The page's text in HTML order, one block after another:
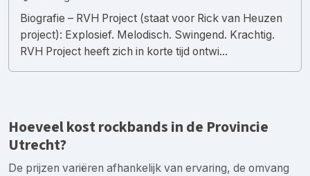
Biografie – RVH Project (staat voor Rick van Heuzen
project): Explosief. Melodisch. Swingend. Krachtig.
RVH Project heeft zich in korte tijd ontwi...
Hoeveel kost rockbands in de Provincie
Utrecht?
De prijzen variëren afhankelijk van ervaring, de omvang